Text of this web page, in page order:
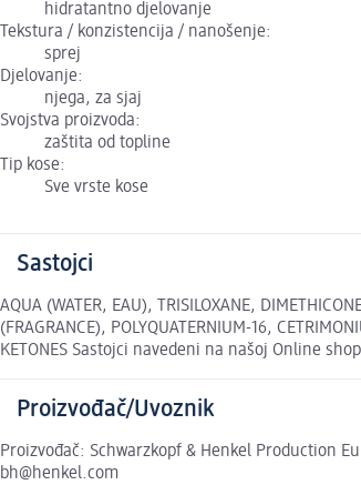
hidratantno djelovanje
Tekstura / konzistencija / nanošenje:
sprej
Djelovanje:
njega, za sjaj
Svojstva proizvoda:
zaštita od topline
Tip kose:
Sve vrste kose
Sastojci
AQUA (WATER, EAU), TRISILOXANE,
(FRAGRANCE), POLYQUATERNIUM-16,
KETONES Sastojci navedeni na našoj Online
Proizvođač/Uvoznik
Proizvođač: Schwarzkopf & Henkel Production
bh@henkel.com